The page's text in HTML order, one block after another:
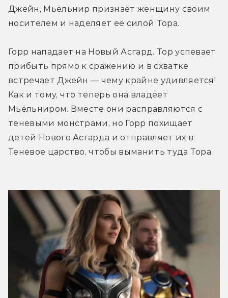
Джейн, Мьёльнир признаёт женщину своим
носителем и наделяет её силой Тора.
Горр нападает на Новый Асгард. Тор успевает
прибыть прямо к сражению и в схватке
встречает Джейн — чему крайне удивляется!
Как и тому, что теперь она владеет
Мьёльниром. Вместе они расправляются с
теневыми монстрами, но Горр похищает
детей Нового Асгарда и отправляет их в
Теневое царство, чтобы выманить туда Тора.